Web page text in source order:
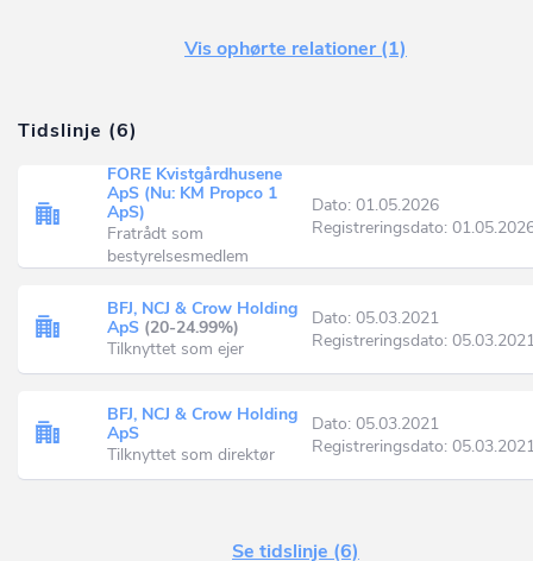
Vis ophørte relationer (1)
Tidslinje (6)
FORE Kvistgårdhusene
ApS (Nu: KM Propco 1
ApS)
Fratrådt som
bestyrelsesmedlem
Dato: 01.05.2026
Registreringsdato:
BFJ, NCJ & Crow Holding
ApS (20-24.99%)
Tilknyttet som ejer
Dato: 05.03.2021
Registreringsdato:
BFJ, NCJ & Crow Holding
ApS
Tilknyttet som direktør
Dato: 05.03.2021
Registreringsdato:
Se tidslinje (6)